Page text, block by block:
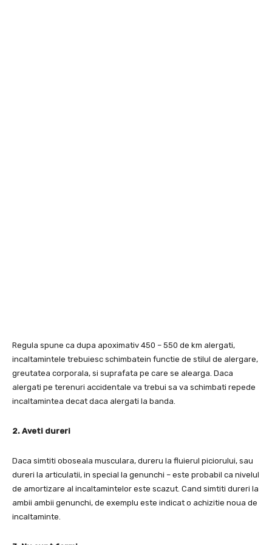
Regula spune ca dupa apoximativ 450 – 550 de km alergati,
incaltamintele trebuiesc schimbatein functie de stilul de alergare,
greutatea corporala, si suprafata pe care se alearga. Daca
alergati pe terenuri accidentale va trebui sa va schimbati repede
incaltamintea decat daca alergati la banda.
2. Aveti dureri
Daca simtiti oboseala musculara, dureru la fluierul piciorului, sau
dureri la articulatii, in special la genunchi – este probabil ca nivelul
de amortizare al incaltamintelor este scazut. Cand simtiti dureri la
ambii ambii genunchi, de exemplu este indicat o achizitie noua de
incaltaminte.